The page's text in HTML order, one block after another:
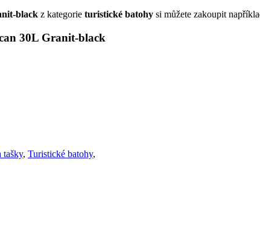
black z kategorie turistické batohy si můžete zakoupit
30L Granit-black
tašky, Turistické batohy,